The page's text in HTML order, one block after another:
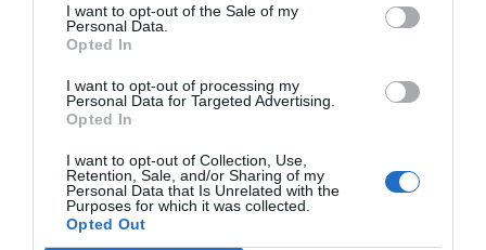
I want to opt-out of the Sale of my
Personal Data.
Opted In
I want to opt-out of processing my
Personal Data for Targeted Advertising.
Opted In
I want to opt-out of Collection, Use,
Retention, Sale, and/or Sharing of my
Personal Data that Is Unrelated with the
Purposes for which it was collected.
Opted Out